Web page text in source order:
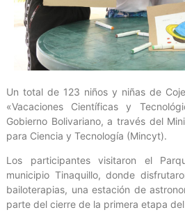
Un total de 123 niños y niñas de
«Vacaciones Científicas y
Gobierno Bolivariano, a través del
para Ciencia y Tecnología (Mincyt).
Los participantes visitaron el
municipio Tinaquillo, donde
bailoterapias, una estación de
parte del cierre de la primera etapa